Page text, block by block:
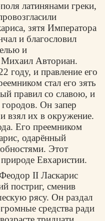
латинянами греки,
зятя Императора
и благословил
и
Михаил Авториан.
году, и правление его
стал его зять
правил со славою, и
Он запер
взял их в окружение.
Его преемником
одарённый
Этот
Евхаристии.
II Ласкарис
постриг, сменив
рясу. Он раздал
средства ради